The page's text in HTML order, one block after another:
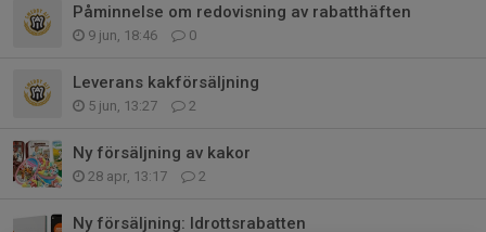
Påminnelse om redovisning av rabatthäften
9 jun, 18:46 0
Leverans kakförsäljning
5 jun, 13:27 2
Ny försäljning av kakor
28 apr, 13:17 2
Ny försäljning: Idrottsrabatten